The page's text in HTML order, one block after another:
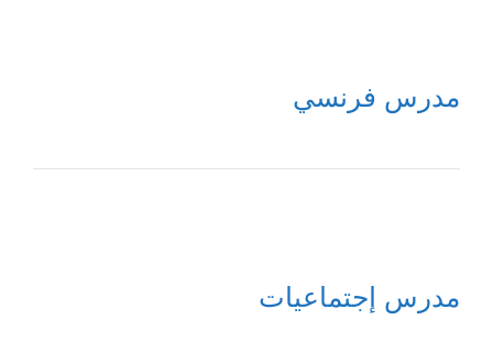
مدرس فرنسي
مدرس إجتماعيات